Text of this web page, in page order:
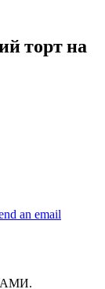
торт на
an email